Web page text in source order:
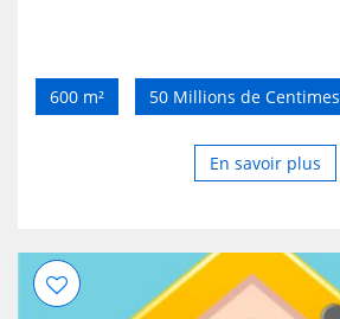
600 m² 50 Millions de Centimes
En savoir plus